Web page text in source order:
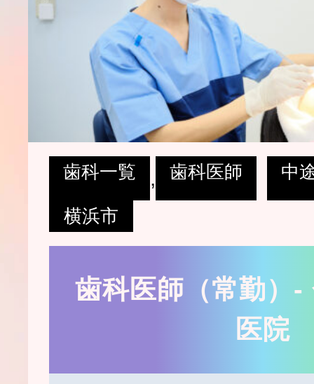
歯科一覧 , 歯科医師 中
横浜市
歯科医師（常勤）-
医院